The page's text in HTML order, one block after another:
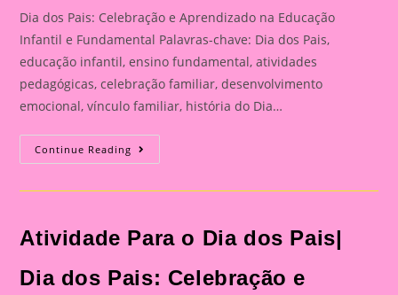
Dia dos Pais: Celebração e Aprendizado na Educação
Infantil e Fundamental Palavras-chave: Dia dos Pais,
educação infantil, ensino fundamental, atividades
pedagógicas, celebração familiar, desenvolvimento
emocional, vínculo familiar, história do Dia…
Continue Reading Catão
Para
Dia
Dos
Pais:
E
Aprendizado
Atividade Para o Dia dos Pais|
Dia dos Pais: Celebração e